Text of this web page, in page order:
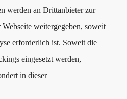
werden an Drittanbieter zur
weitergegeben, soweit
erforderlich ist. Soweit die
eingesetzt werden,
in dieser